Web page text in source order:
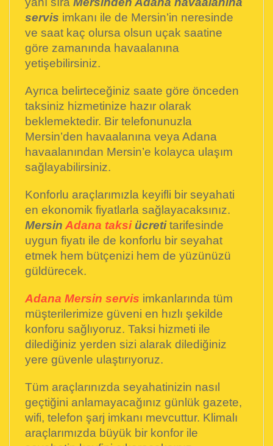
servis imkanı ile de Mersin’in neresinde
ve saat kaç olursa olsun uçak saatine
göre zamanında havaalanına
yetişebilirsiniz.
Ayrıca belirteceğiniz saate göre önceden
taksiniz hizmetinize hazır olarak
beklemektedir. Bir telefonunuzla
Mersin’den havaalanına veya Adana
havaalanından Mersin’e kolayca ulaşım
sağlayabilirsiniz.
Konforlu araçlarımızla keyifli bir seyahati
en ekonomik fiyatlarla sağlayacaksınız.
Mersin Adana taksiücretitarifesinde
uygun fiyatı ile de konforlu bir seyahat
etmek hem bütçenizi hem de yüzünüzü
güldürecek.
Adana Mersin servis imkanlarında tüm
müşterilerimize güveni en hızlı şekilde
konforu sağlıyoruz. Taksi hizmeti ile
dilediğiniz yerden sizi alarak dilediğiniz
yere güvenle ulaştırıyoruz.
Tüm araçlarınızda seyahatinizin nasıl
geçtiğini anlamayacağınız günlük gazete,
wifi, telefon şarj imkanı mevcuttur. Klimalı
araçlarımızda büyük bir konfor ile